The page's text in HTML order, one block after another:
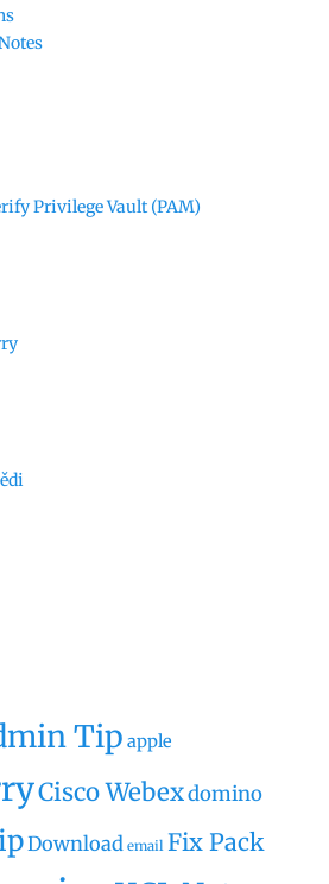
Privilege Vault (PAM)
Tip apple
Cisco Webexdomino
Download email Fix Pack